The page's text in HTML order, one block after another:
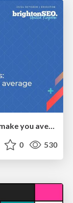
The SEO identity crisis: Don't let AI make you average
0 530